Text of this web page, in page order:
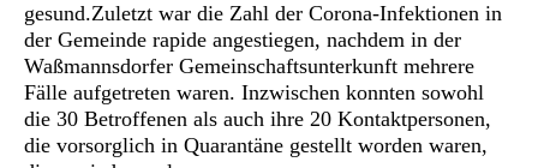
gesund.Zuletzt war die Zahl der Corona-Infektionen in
der Gemeinde rapide angestiegen, nachdem in der
Waßmannsdorfer Gemeinschaftsunterkunft mehrere
Fälle aufgetreten waren. Inzwischen konnten sowohl
die 30 Betroffenen als auch ihre 20 Kontaktpersonen,
die vorsorglich in Quarantäne gestellt worden waren,